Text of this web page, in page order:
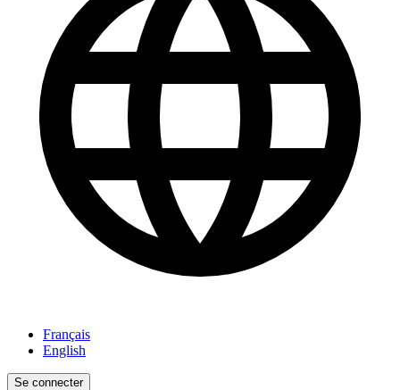
Français
English
Se connecter